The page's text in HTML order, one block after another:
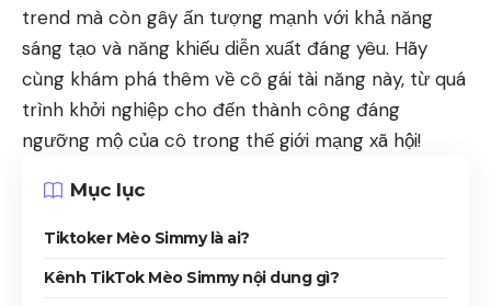
trend mà còn gây ấn tượng mạnh với khả năng
sáng tạo và năng khiếu diễn xuất đáng yêu. Hãy
cùng khám phá thêm về cô gái tài năng này, từ quá
trình khởi nghiệp cho đến thành công đáng
ngưỡng mộ của cô trong thế giới mạng xã hội!
Mục lục
Tiktoker Mèo Simmy là ai?
Kênh TikTok Mèo Simmy nội dung gì?